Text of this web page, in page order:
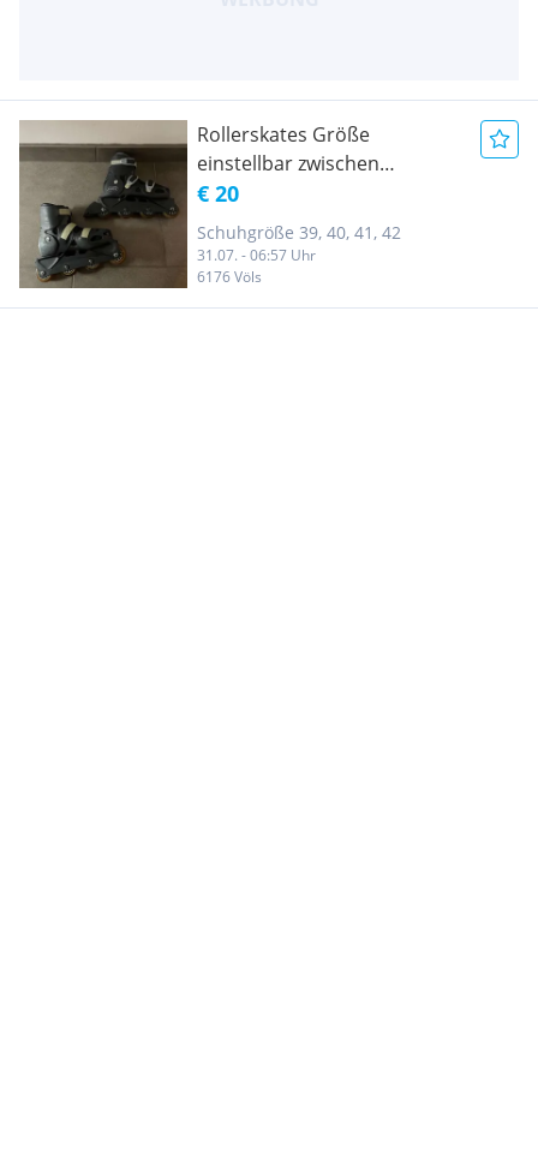
Rollerskates Größe
einstellbar zwischen
Schuhgröße 39 und 42
€ 20
Schuhgröße 39, 40, 41, 42
31.07. - 06:57 Uhr
6176 Völs